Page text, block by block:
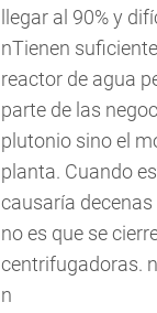
llegar al 90% y
nTienen
reactor de agua
parte de las
plutonio sino el
planta. Cuando
causaría decenas
no es que se
centrifugadoras. n
n